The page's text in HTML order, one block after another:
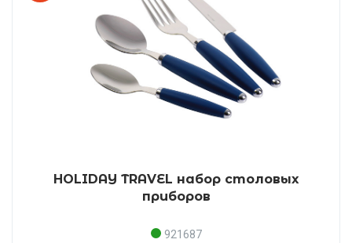
HOLIDAY TRAVEL набор столовых
приборов
921687